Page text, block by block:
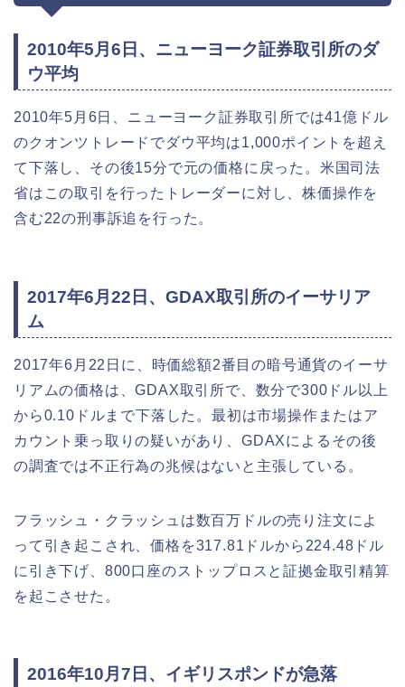
2010年5月6日、ニューヨーク証券取引所のダ
ウ平均
2010年5月6日、ニューヨーク証券取引所では41億ドル
のクオンツトレードでダウ平均は1,000ポイントを超え
て下落し、その後15分で元の価格に戻った。米国司法
省はこの取引を行ったトレーダーに対し、株価操作を
含む22の刑事訴追を行った。
2017年6月22日、GDAX取引所のイーサリア
ム
2017年6月22日に、時価総額2番目の暗号通貨のイーサ
リアムの価格は、GDAX取引所で、数分で300ドル以上
から0.10ドルまで下落した。最初は市場操作またはア
カウント乗っ取りの疑いがあり、GDAXによるその後
の調査では不正行為の兆候はないと主張している。
フラッシュ・クラッシュは数百万ドルの売り注文によ
って引き起こされ、価格を317.81ドルから224.48ドル
に引き下げ、800口座のストップロスと証拠金取引精算
を起こさせた。
2016年10月7日、イギリスポンドが急落